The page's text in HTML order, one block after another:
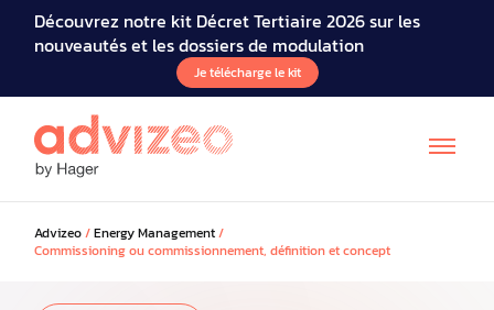
Découvrez notre kit Décret Tertiaire 2026 sur les
nouveautés et les dossiers de modulation
Je télécharge le kit
Advizeo/Energy Management/
Commissioning ou commissionnement, définition et concept